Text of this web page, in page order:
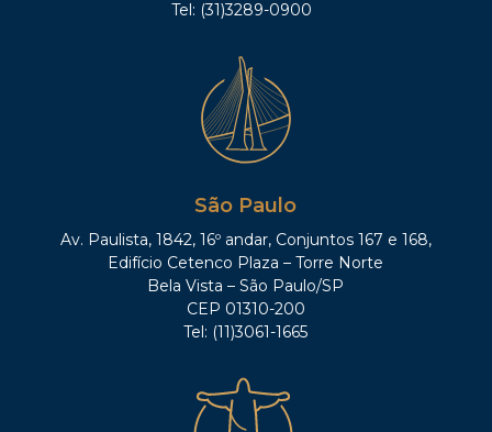
Tel: (31)3289-0900
São Paulo
Av. Paulista, 1842, 16º andar, Conjuntos 167 e 168,
Edifício Cetenco Plaza – Torre Norte
Bela Vista – São Paulo/SP
CEP 01310-200
Tel: (11)3061-1665